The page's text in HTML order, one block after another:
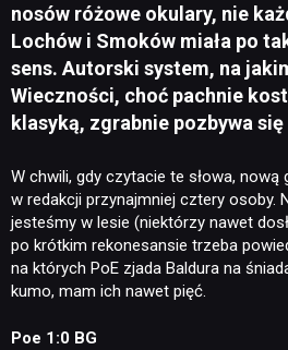
nosów różowe okulary, nie
Lochów i Smoków miała po
sens. Autorski system, na
Wieczności, choć pachnie
klasyką, zgrabnie pozbywa
W chwili, gdy czytacie te słowa, nową
w redakcji przynajmniej cztery osoby.
jesteśmy w lesie (niektórzy nawet
po krótkim rekonesansie trzeba
na których PoE zjada Baldura na
kumo, mam ich nawet pięć.
Poe 1:0 BG